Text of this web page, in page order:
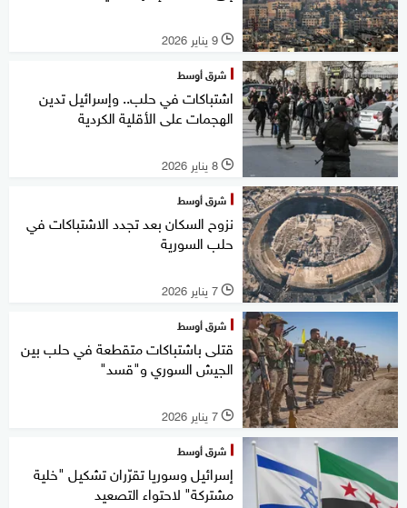
l 9 يناير 2026
شرق أوسط
اشتباكات في حلب.. وإسرائيل تدين
الهجمات على الأقلية الكردية
l 8 يناير 2026
شرق أوسط
نزوح السكان بعد تجدد الاشتباكات في
حلب السورية
l 7 يناير 2026
شرق أوسط
قتلى باشتباكات متقطعة في حلب بين
الجيش السوري و"قسد"
l 7 يناير 2026
شرق أوسط
إسرائيل وسوريا تقرّران تشكيل "خلية
مشتركة" لاحتواء التصعيد